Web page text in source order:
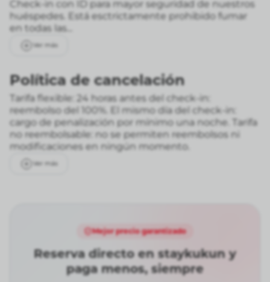
Check-in con ID para mayor seguridad de nuestros
huéspedes. Está esctrictamente prohibido fumar
en todas las...
Ver más
Política de cancelación
Tarifa flexible: 24 horas antes del check-in:
reembolso del 100%. El mismo día del check-in:
cargo de penalización por mínimo una noche.
Tarifa
no reembolsable: no se permiten reembolsos ni
modificaciones en ningún momento.
Ver más
Mejor precio garantizado
Reserva directo en staykukun y
paga menos, siempre